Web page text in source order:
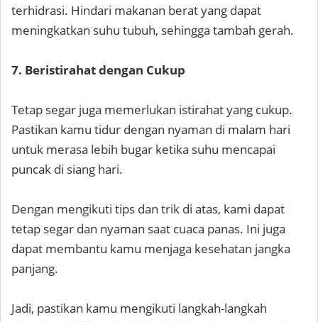
terhidrasi. Hindari makanan berat yang dapat
meningkatkan suhu tubuh, sehingga tambah gerah.
7. Beristirahat dengan Cukup
Tetap segar juga memerlukan istirahat yang cukup.
Pastikan kamu tidur dengan nyaman di malam hari
untuk merasa lebih bugar ketika suhu mencapai
puncak di siang hari.
Dengan mengikuti tips dan trik di atas, kami dapat
tetap segar dan nyaman saat cuaca panas. Ini juga
dapat membantu kamu menjaga kesehatan jangka
panjang.
Jadi, pastikan kamu mengikuti langkah-langkah